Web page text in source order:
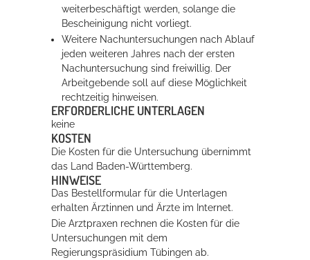
weiterbeschäftigt werden, solange die
Bescheinigung nicht vorliegt.
Weitere Nachuntersuchungen nach Ablauf
jeden weiteren Jahres nach der ersten
Nachuntersuchung sind freiwillig. Der
Arbeitgebende soll auf diese Möglichkeit
rechtzeitig hinweisen.
ERFORDERLICHE UNTERLAGEN
keine
KOSTEN
Die Kosten für die Untersuchung übernimmt
das Land Baden-Württemberg.
HINWEISE
Das Bestellformular für die Unterlagen
erhalten Ärztinnen und Ärzte im Internet.
Die Arztpraxen rechnen die Kosten für die
Untersuchungen mit dem
Regierungspräsidium Tübingen ab.